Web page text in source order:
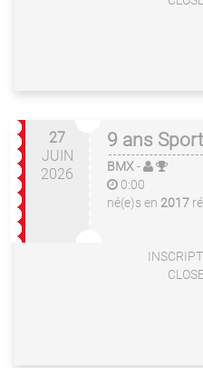
27
JUIN
2026
9 ans
BMX-
0:00
né(e)s en 2017